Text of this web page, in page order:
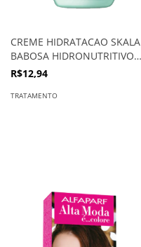
CREME HIDRATACAO SKALA
BABOSA HIDRONUTRITIVO
1KG
R$12,94
TRATAMENTO